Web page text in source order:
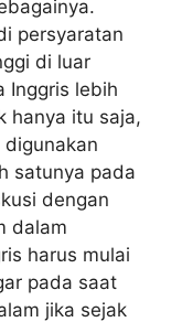
persyaratan
di luar
Inggris lebih
hanya itu saja,
digunakan
satunya pada
dengan
dalam
harus mulai
pada saat
jika sejak